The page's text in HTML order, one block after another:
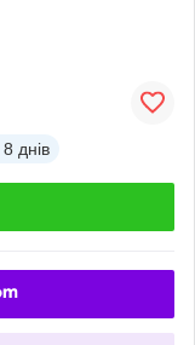
8 днів